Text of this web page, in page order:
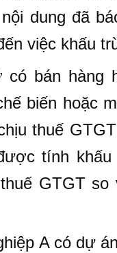
dung đã
việc khấu
bán hàng
biến hoặc
thuế
tính
GTGT
A có dự